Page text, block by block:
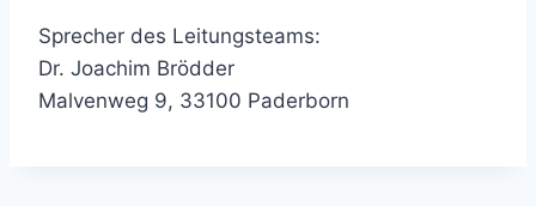
Sprecher des Leitungsteams:
Dr. Joachim Brödder
Malvenweg 9, 33100 Paderborn